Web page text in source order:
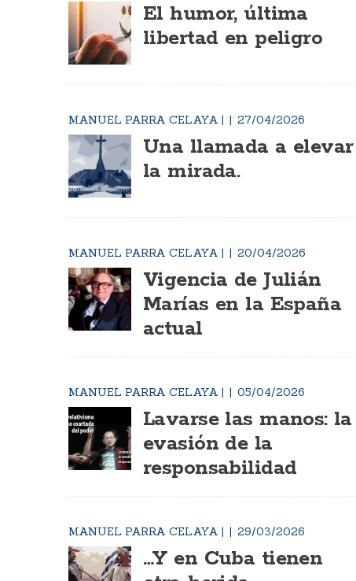
El humor, última
libertad en peligro
MANUEL PARRA CELAYA | 27/04/2026
Una llamada a elevar
la mirada.
MANUEL PARRA CELAYA | 20/04/2026
Vigencia de Julián
Marías en la España
actual
MANUEL PARRA CELAYA | 05/04/2026
Lavarse las manos: la
evasión de la
responsabilidad
MANUEL PARRA CELAYA | 29/03/2026
…Y en Cuba tienen